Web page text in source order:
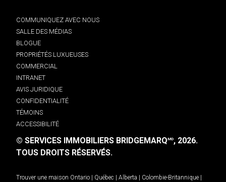
COMMUNIQUEZ AVEC NOUS
SALLE DES MÉDIAS
BLOGUE
PROPRIÉTÉS LUXUEUSES
COMMERCIAL
INTRANET
AVIS JURIDIQUE
CONFIDENTIALITÉ
TÉMOINS
ACCESSIBILITÉ
© SERVICES IMMOBILIERS BRIDGEMARQMD, 2026.
TOUS DROITS RÉSERVÉS.
Trouver une maison Ontario Québec Alberta Colombie-Britannique